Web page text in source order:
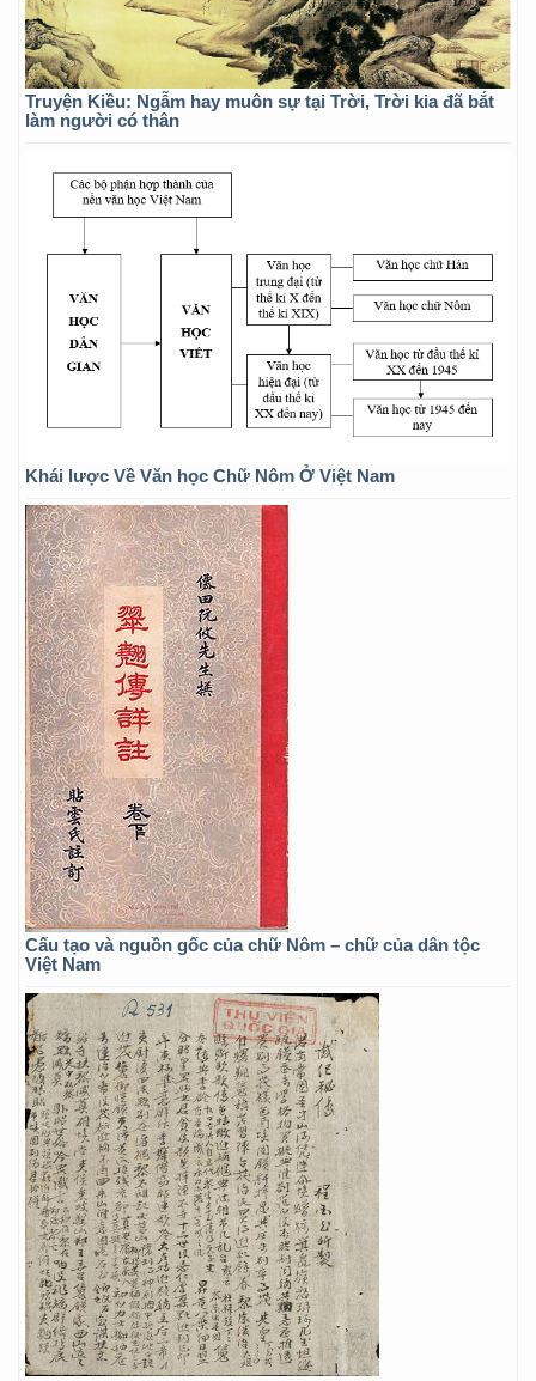
Truyện Kiều: Ngẫm hay muôn sự tại Trời, Trời kia đã bắt
làm người có thân
Khái lược Về Văn học Chữ Nôm Ở Việt Nam
Cấu tạo và nguồn gốc của chữ Nôm – chữ của dân tộc
Việt Nam